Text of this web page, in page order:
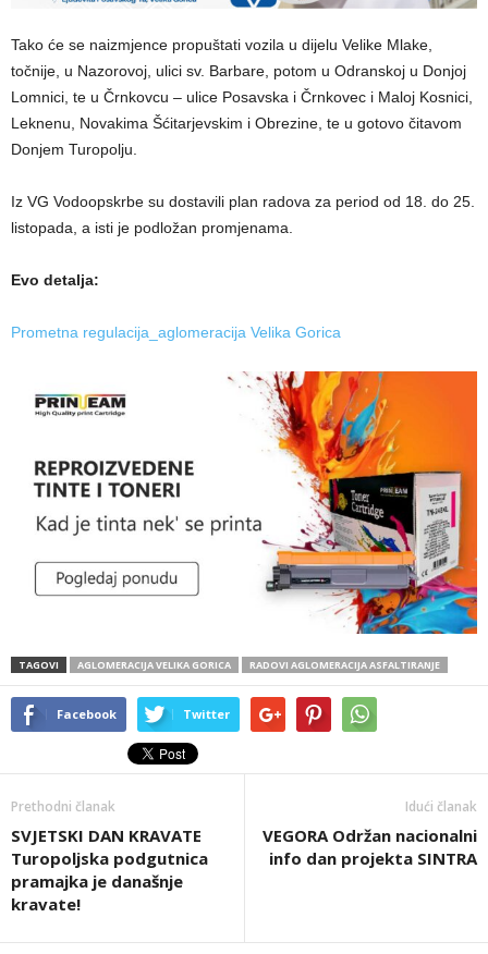
Tako će se naizmjence propuštati vozila u dijelu Velike Mlake,
točnije, u Nazorovoj, ulici sv. Barbare, potom u Odranskoj u Donjoj
Lomnici, te u Črnkovcu – ulice Posavska i Črnkovec i Maloj Kosnici,
Leknenu, Novakima Šćitarjevskim i Obrezine, te u gotovo čitavom
Donjem Turopolju.
Iz VG Vodoopskrbe su dostavili plan radova za period od 18. do 25.
listopada, a isti je podložan promjenama.
Evo detalja:
Prometna regulacija_aglomeracija Velika Gorica
TAGOVI AGLOMERACIJA VELIKA GORICA RADOVI AGLOMERACIJA ASFALTIRANJE
Facebook Twitter
Prethodni članak
SVJETSKI DAN KRAVATE
Turopoljska podgutnica
pramajka je današnje
kravate!
Idući članak
VEGORA Održan nacionalni
info dan projekta SINTRA